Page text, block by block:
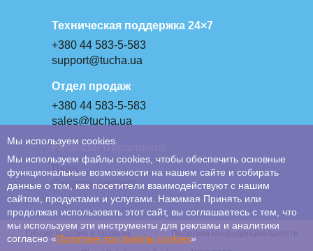
Техническая поддержка 24×7
+380 44 583-5-583
support@tucha.ua
Отдел продаж
+380 44 583-5-583
sales@tucha.ua
Financial Department
Вход
Создать аккаунт
Общие условия и правила
Политика конфиденциальности
Мы используем cookies.
Мы используем файлы cookies, чтобы обеспечить основные
функциональные возможности на нашем сайте и собирать
данные о том, как посетители взаимодействуют с нашим
сайтом, продуктами и услугами. Нажимая Принять или
продолжая использовать этот сайт, вы соглашаетесь с тем, что
мы используем эти инструменты для рекламы и аналитики
согласно «Политике про файлы сookies»